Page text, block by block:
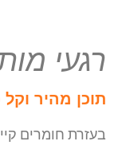
רגעי
תוכן מהיר
בעזרת חומרים